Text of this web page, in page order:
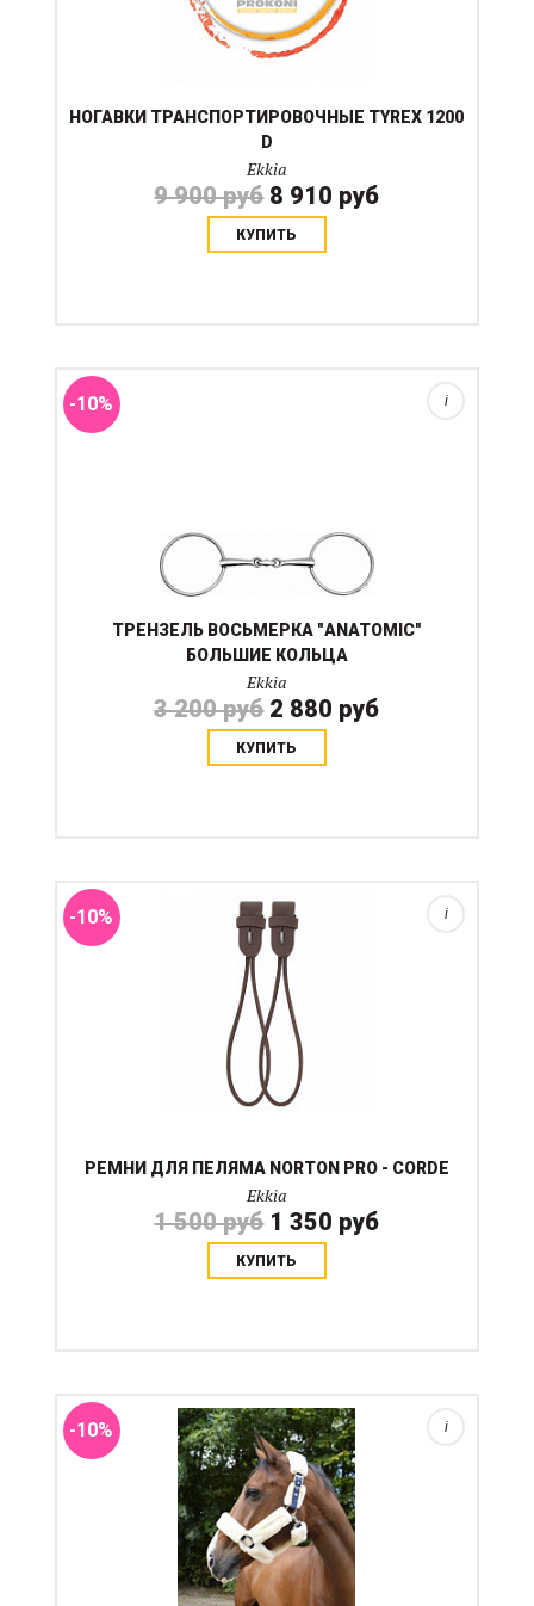
НОГАВКИ ТРАНСПОРТИРОВОЧНЫЕ TYREX 1200
D
Ekkia
9 900 руб 8 910 руб
КУПИТЬ
-10%
ТРЕНЗЕЛЬ ВОСЬМЕРКА "ANATOMIC"
БОЛЬШИЕ КОЛЬЦА
Ekkia
3 200 руб 2 880 руб
КУПИТЬ
i
-10%
РЕМНИ ДЛЯ ПЕЛЯМА NORTON PRO - CORDE
Ekkia
1 500 руб 1 350 руб
КУПИТЬ
i
-10% i